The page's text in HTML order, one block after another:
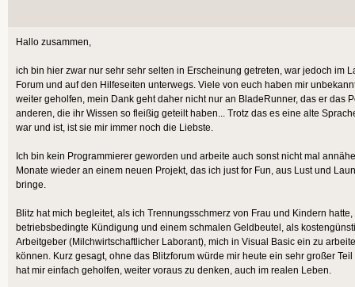
Hallo zusammen,
ich bin hier zwar nur sehr sehr selten in Erscheinung getreten, war jedoch im
Forum und auf den Hilfeseiten unterwegs. Viele von euch haben mir
weiter geholfen, mein Dank geht daher nicht nur an BladeRunner, das er das
anderen, die ihr Wissen so fleißig geteilt haben... Trotz das es eine alte
war und ist, ist sie mir immer noch die Liebste.
Ich bin kein Programmierer geworden und arbeite auch sonst nicht mal
Monate wieder an einem neuen Projekt, das ich just for Fun, aus Lust und
bringe.
Blitz hat mich begleitet, als ich Trennungsschmerz von Frau und Kindern
betriebsbedingte Kündigung und einem schmalen Geldbeutel, als
Arbeitgeber (Milchwirtschaftlicher Laborant), mich in Visual Basic ein zu
können. Kurz gesagt, ohne das Blitzforum würde mir heute ein sehr großer
hat mir einfach geholfen, weiter voraus zu denken, auch im realen Leben.